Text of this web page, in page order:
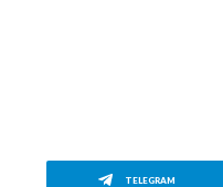
TELEGRAM